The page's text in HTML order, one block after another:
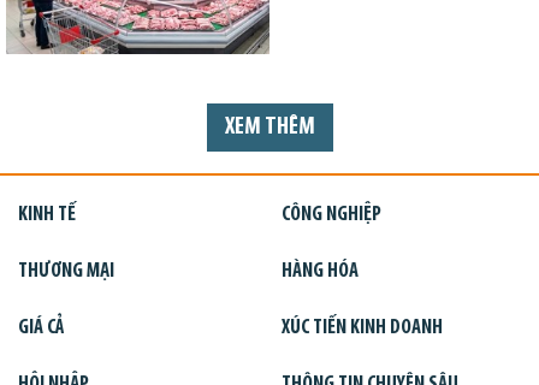
XEM THÊM
KINH TẾ CÔNG NGHIỆP
THƯƠNG MẠI HÀNG HÓA
GIÁ CẢ XÚC TIẾN KINH DOANH